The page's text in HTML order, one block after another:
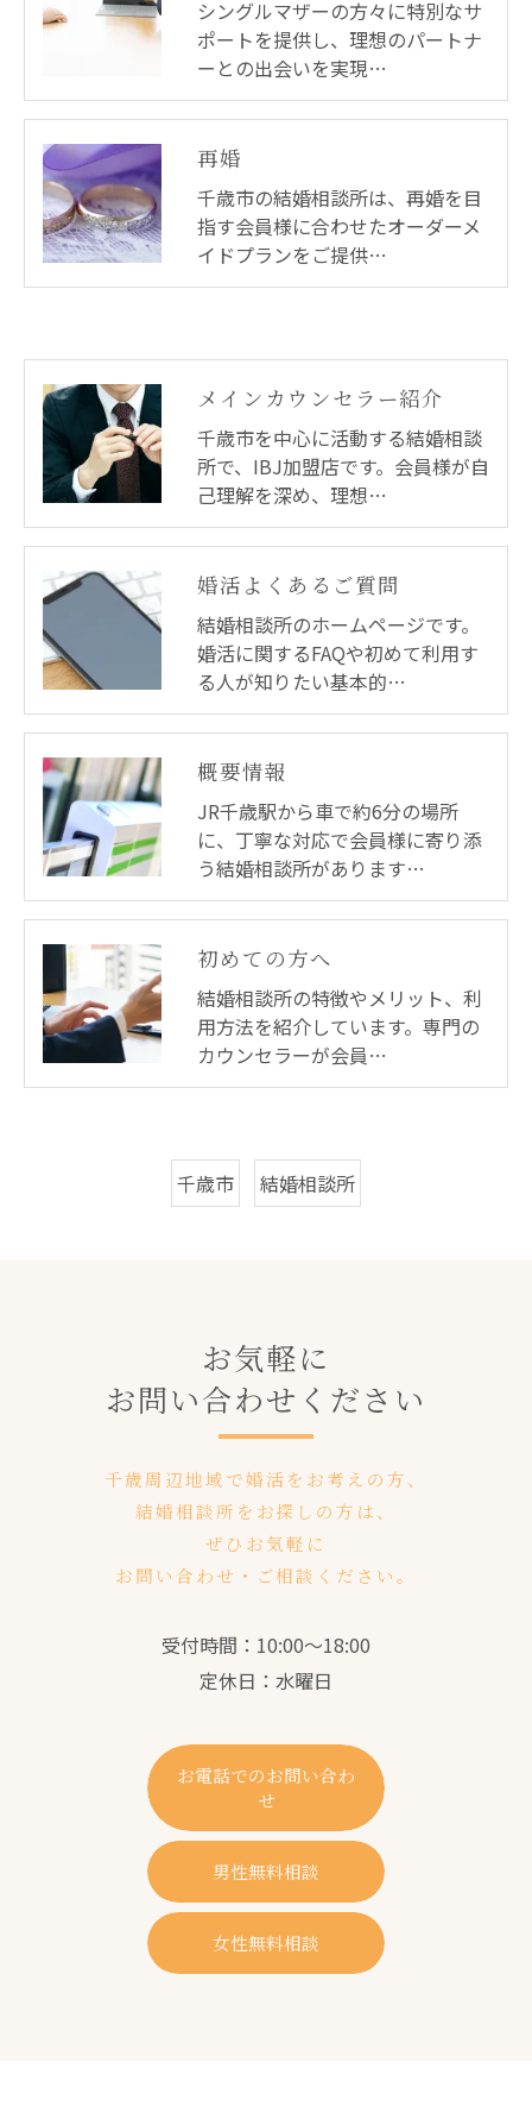
シングルマザーの方々に特別なサ
ポートを提供し、理想のパートナ
ーとの出会いを実現…
再婚
千歳市の結婚相談所は、再婚を目
指す会員様に合わせたオーダーメ
イドプランをご提供…
メインカウンセラー紹介
千歳市を中心に活動する結婚相談
所で、IBJ加盟店です。会員様が自
己理解を深め、理想…
婚活よくあるご質問
結婚相談所のホームページです。
婚活に関するFAQや初めて利用す
る人が知りたい基本的…
概要情報
JR千歳駅から車で約6分の場所
に、丁寧な対応で会員様に寄り添
う結婚相談所があります…
初めての方へ
結婚相談所の特徴やメリット、利
用方法を紹介しています。専門の
カウンセラーが会員…
千歳市 結婚相談所
お気軽に
お問い合わせください
千歳周辺地域で婚活をお考えの方、
結婚相談所をお探しの方は、
ぜひお気軽に
お問い合わせ・ご相談ください。
受付時間：10:00～18:00
定休日：水曜日
お電話でのお問い合わ
せ
男性無料相談
女性無料相談